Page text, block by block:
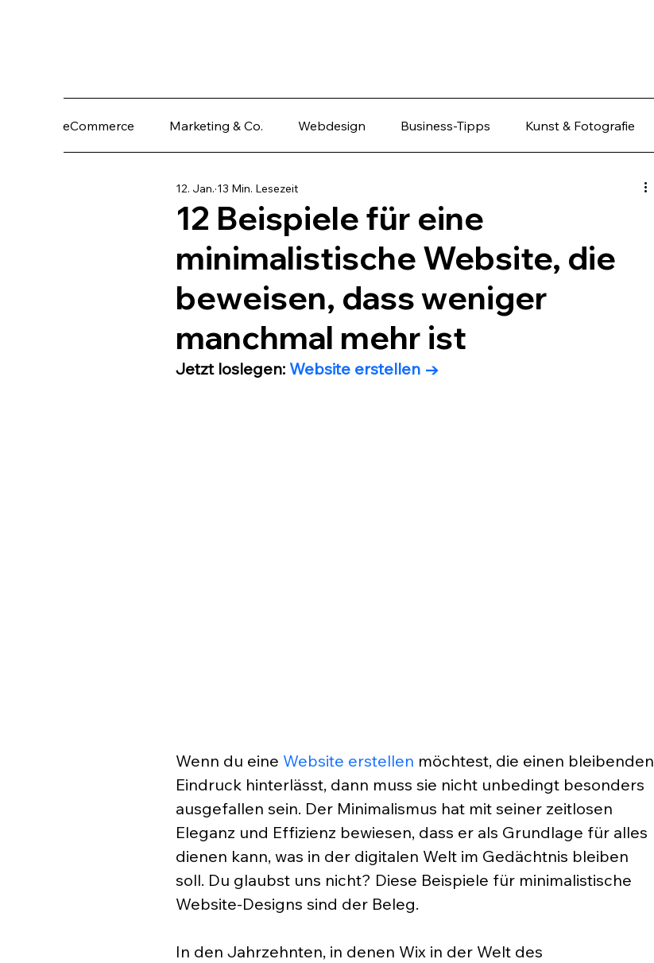
eCommerce Marketing & Co. Webdesign Business-Tipps Kunst & Fotografie
12 Beispiele für eine
minimalistische Website, die
beweisen, dass weniger
manchmal mehr ist
12. Jan. 13 Min. Lesezeit
Jetzt loslegen: Website erstellen →
Wenn du eine Website erstellen möchtest, die einen bleibenden
Eindruck hinterlässt, dann muss sie nicht unbedingt besonders
ausgefallen sein. Der Minimalismus hat mit seiner zeitlosen
Eleganz und Effizienz bewiesen, dass er als Grundlage für alles
dienen kann, was in der digitalen Welt im Gedächtnis bleiben
soll. Du glaubst uns nicht? Diese Beispiele für minimalistische
Website-Designs sind der Beleg.
In den Jahrzehnten, in denen Wix in der Welt des